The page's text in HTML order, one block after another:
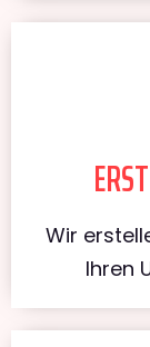
Wir
Ihren